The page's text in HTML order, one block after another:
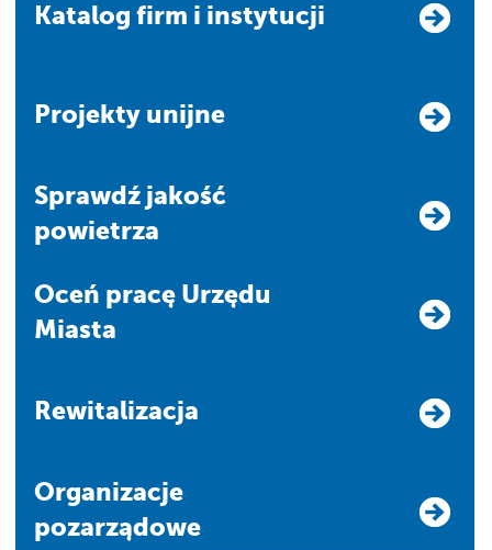
Katalog firm i instytucji
Projekty unijne
Sprawdź jakość
powietrza
Oceń pracę Urzędu
Miasta
Rewitalizacja
Organizacje
pozarządowe